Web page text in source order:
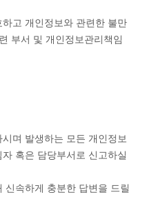
고 개인정보와 관련한 불만
부서 및 개인정보관리책임
며 발생하는 모든 개인정보
혹은 담당부서로 신고하실
신속하게 충분한 답변을 드릴